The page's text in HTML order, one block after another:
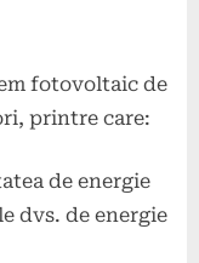
fotovoltaic de
printre care:
de energie
dvs. de energie